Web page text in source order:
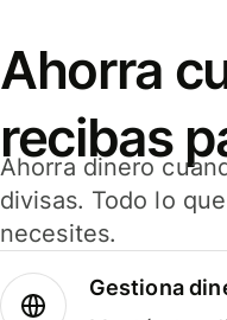
Ahorra
recibas
Ahorra dinero
divisas. Todo lo
necesites.
Gestiona